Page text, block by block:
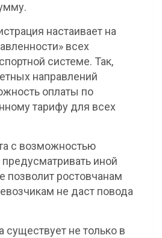
настаивает на
всех
системе. Так,
направлений
оплаты по
тарифу для всех
с возможностью
иной
позволит ростовчанам
не даст повода
существует не только в